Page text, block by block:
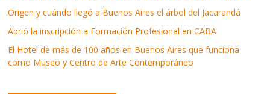
Origen y cuándo llegó a Buenos Aires el árbol del Jacarandá
Abrió la inscripción a Formación Profesional en CABA
El Hotel de más de 100 años en Buenos Aires que funciona
como Museo y Centro de Arte Contemporáneo